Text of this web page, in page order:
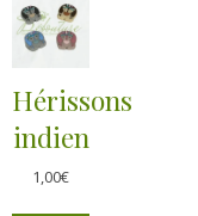
Hérissons
indien
1,00€